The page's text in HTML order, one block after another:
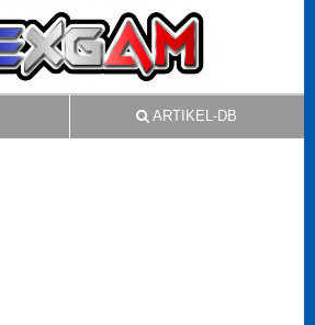
ARTIKEL-DB